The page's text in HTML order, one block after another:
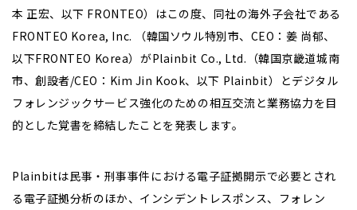
本 正宏、以下 FRONTEO）はこの度、同社の海外子会社である
FRONTEO Korea, Inc. （韓国ソウル特別市、CEO：姜 尚郁、
以下FRONTEO Korea）がPlainbit Co., Ltd.（韓国京畿道城南
市、創設者/CEO：Kim Jin Kook、以下 Plainbit）とデジタル
フォレンジックサービス強化のための相互交流と業務協力を目
的とした覚書を締結したことを発表します。
Plainbitは民事・刑事事件における電子証拠開示で必要とされ
る電子証拠分析のほか、インシデントレスポンス、フォレン